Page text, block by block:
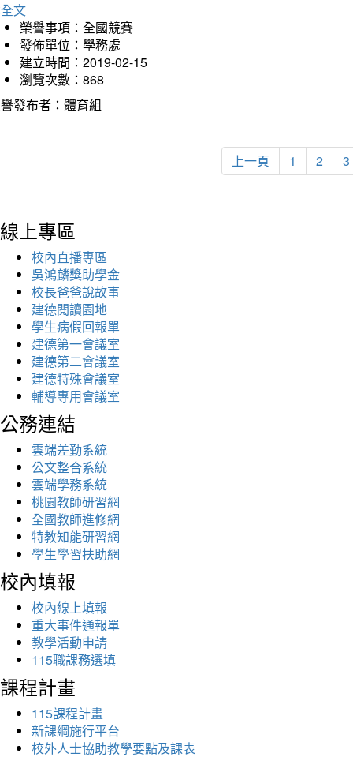
文
榮譽事項：全國競賽
發佈單位：學務處
建立時間：2019-02-15
瀏覽次數：868
發布者：體育組
上一頁 1 2 3
線上專區
校內直播專區
吳鴻麟獎助學金
校長爸爸說故事
建德閱讀園地
學生病假回報單
建德第一會議室
建德第二會議室
建德特殊會議室
輔導專用會議室
公務連結
雲端差勤系統
公文整合系統
雲端學務系統
桃園教師研習網
全國教師進修網
特教知能研習網
學生學習扶助網
校內填報
校內線上填報
重大事件通報單
教學活動申請
115職課務選填
課程計畫
115課程計畫
新課綱施行平台
校外人士協助教學要點及課表